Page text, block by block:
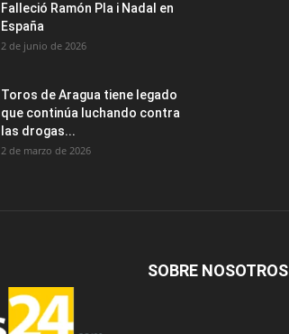
Falleció Ramón Pla i Nadal en
España
2 de junio de 2026
Toros de Aragua tiene legado
que continúa luchando contra
las drogas...
2 de marzo de 2026
SOBRE NOSOTROS